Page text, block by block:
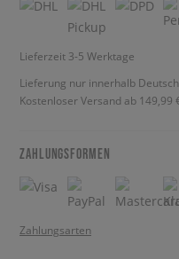
Lieferzeit 3-5 Werktage
Lieferung nur innerhalb
Kostenloser Versand ab 149,99
ZAHLUNGSFORMEN
Zahlungsarten